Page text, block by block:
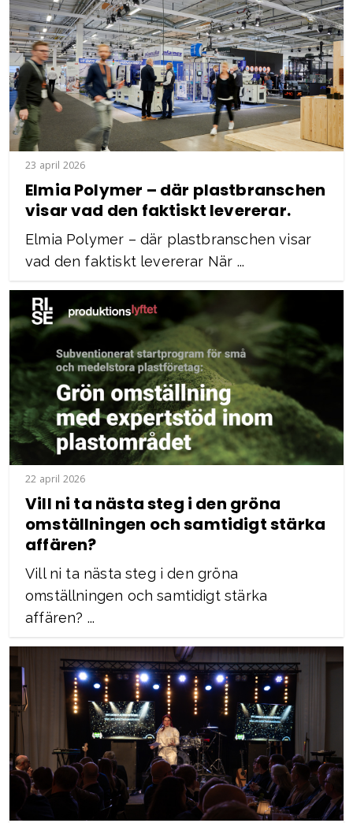
23 april 2026
Elmia Polymer – där plastbranschen
visar vad den faktiskt levererar.
Elmia Polymer – där plastbranschen visar
vad den faktiskt levererar När ...
22 april 2026
Vill ni ta nästa steg i den gröna
omställningen och samtidigt stärka
affären?
Vill ni ta nästa steg i den gröna
omställningen och samtidigt stärka
affären? ...